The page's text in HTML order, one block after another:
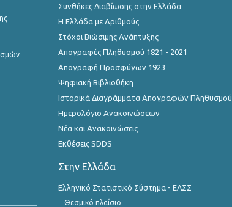
Συνθήκες Διαβίωσης στην Ελλάδα
Η Ελλάδα με Αριθμούς
Στόχοι Βιώσιμης Ανάπτυξης
Απογραφές Πληθυσμού 1821 - 2021
Απογραφή Προσφύγων 1923
Ψηφιακή Βιβλιοθήκη
Ιστορικά Διαγράμματα Απογραφών Πληθυσμού
Ημερολόγιο Ανακοινώσεων
Νέα και Ανακοινώσεις
Εκθέσεις SDDS
Στην Ελλάδα
Ελληνικό Στατιστικό Σύστημα - ΕΛΣΣ
Θεσμικό πλαίσιο